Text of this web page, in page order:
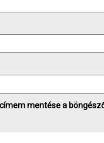
mentése a